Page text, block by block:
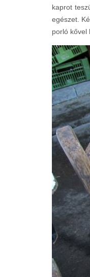
kaprot
egészet.
porló kővel